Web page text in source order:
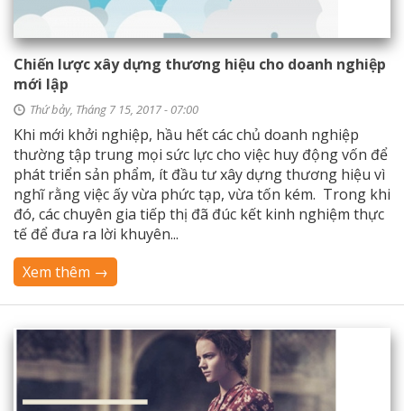
Chiến lược xây dựng thương hiệu cho doanh nghiệp
mới lập
Thứ bảy, Tháng 7 15, 2017 - 07:00
Khi mới khởi nghiệp, hầu hết các chủ doanh nghiệp
thường tập trung mọi sức lực cho việc huy động vốn để
phát triển sản phẩm, ít đầu tư xây dựng thương hiệu vì
nghĩ rằng việc ấy vừa phức tạp, vừa tốn kém. Trong khi
đó, các chuyên gia tiếp thị đã đúc kết kinh nghiệm thực
tế để đưa ra lời khuyên...
Xem thêm →